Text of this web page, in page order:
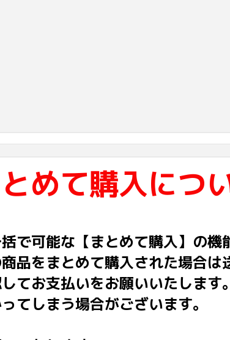
めて購入につ
で可能な【まとめて購入】の
品をまとめて購入された場合
てお支払いをお願いいたしま
てしまう場合がございます。